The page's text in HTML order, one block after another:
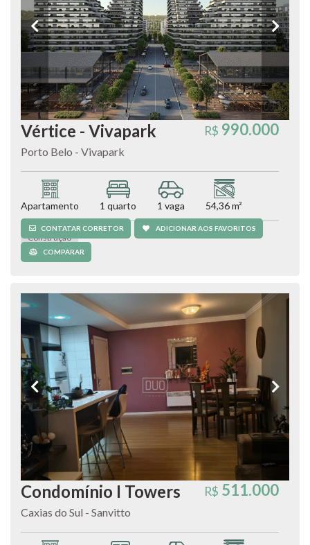
R$ 990.000
Vértice - Vivapark
Porto Belo - Vivapark
Apartamento 1 quarto 1 vaga 54,36 m²
Construção
CONTATAR CORRETOR ADICIONAR AOS FAVORITOS
COMPARAR
R$ 511.000
Condomínio I Towers
Caxias do Sul - Sanvitto